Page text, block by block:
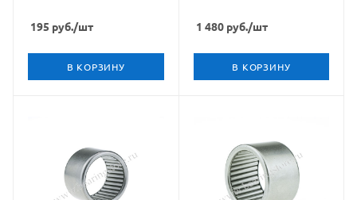
195 руб./шт
В КОРЗИНУ
1 480руб./шт
В КОРЗИНУ